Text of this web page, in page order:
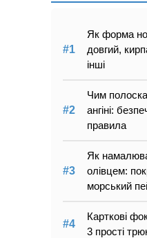
Як форма
довгий,
інші
Чим
ангіні:
правила
Як
олівцем:
морський
Карткові
3 прості